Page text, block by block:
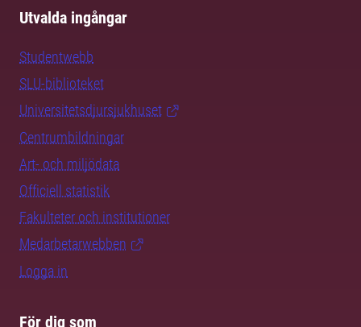
Utvalda ingångar
Studentwebb
SLU-biblioteket
Universitetsdjursjukhuset
Centrumbildningar
Art- och miljödata
Officiell statistik
Fakulteter och institutioner
Medarbetarwebben
Logga in
För dig som